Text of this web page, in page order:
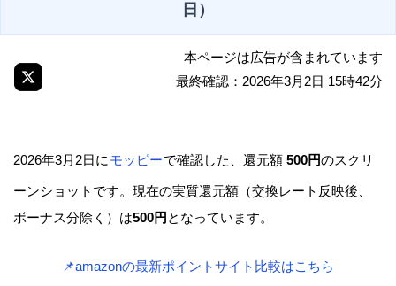
日）
本ページは広告が含まれています
最終確認：2026年3月2日 15時42分
2026年3月2日に モッピーで確認した、還元額 500円のスクリ
ーンショットです。現在の実質還元額（交換レート反映後、
ボーナス分除く）は500円 となっています。
📌amazonの最新ポイントサイト比較はこちら